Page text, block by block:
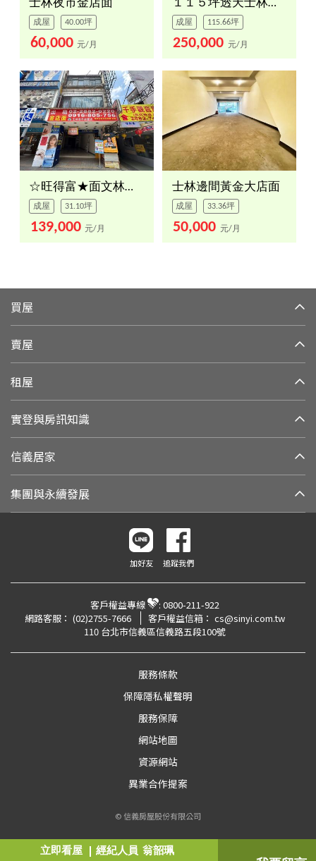
立即看屋 經紀人員 翁韶珮
士林夜市金店面
成屋 40.00坪
60,000 元/月
１１５坪透天士林夜市誠租
成屋 115.66坪
250,000 元/月
☆旺得富★面文林路店面
成屋 31.10坪
139,000 元/月
士林邊間黃金大店面
成屋 33.36坪
50,000 元/月
買屋
賣屋
租屋
實登與房訊知識
信義居家
集團與永續發展
加好友 追蹤我們
客戶權益專線 : 0800-211-922
網路客服： (02)2755-7666 客戶權益信箱： cs@sinyi.com.tw
110 台北市信義區信義路五段100號
服務條款
保障隱私權聲明
服務保障
網站地圖
資源網站
異業合作提案
© 信義房屋股份有限公司